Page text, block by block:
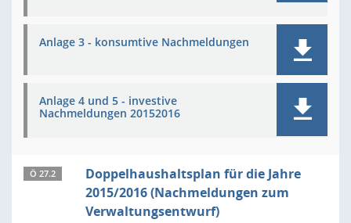
Anlage 3 - konsumtive Nachmeldungen
Anlage 4 und 5 - investive
Nachmeldungen 20152016
Ö 27.2
Doppelhaushaltsplan für die Jahre
2015/2016 (Nachmeldungen zum
Verwaltungsentwurf)